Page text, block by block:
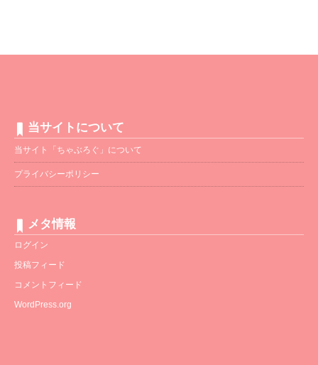
当サイトについて
当サイト「ちゃぶろぐ」について
プライバシーポリシー
メタ情報
ログイン
投稿フィード
コメントフィード
WordPress.org